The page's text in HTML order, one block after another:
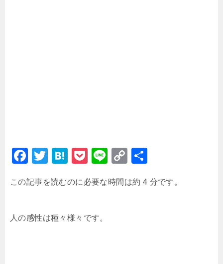
F
c
b
T
tt
H
e
a
P
c
et
Li
e
C
p
この記事を読むのに必要な時間は約 4 分です。
人の感性は種々様々です。